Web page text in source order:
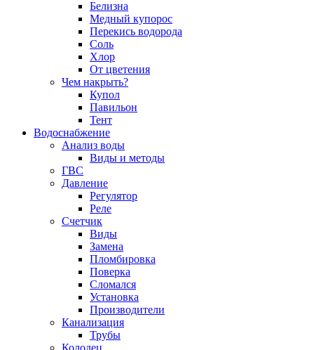
Белизна
Медный купорос
Перекись водорода
Соль
Хлор
От цветения
Чем накрыть?
Купол
Павильон
Тент
Водоснабжение
Анализ воды
Виды и методы
ГВС
Давление
Регулятор
Реле
Счетчик
Виды
Замена
Пломбировка
Поверка
Сломался
Установка
Производители
Канализация
Трубы
Колодец